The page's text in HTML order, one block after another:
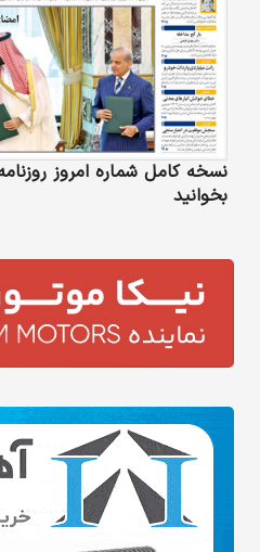
نسخه کامل شماره امروز
بخوانید